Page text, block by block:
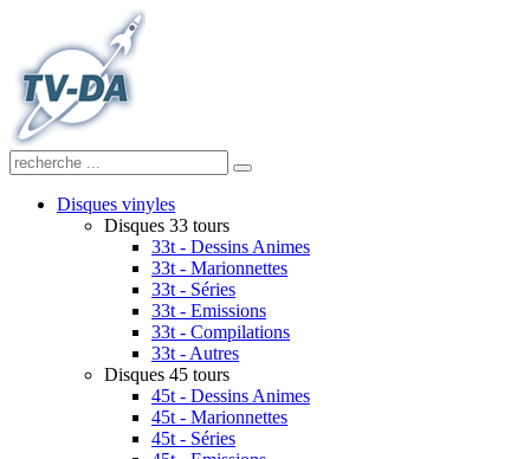
Disques vinyles
Disques 33 tours
33t - Dessins Animes
33t - Marionnettes
33t - Séries
33t - Emissions
33t - Compilations
33t - Autres
Disques 45 tours
45t - Dessins Animes
45t - Marionnettes
45t - Séries